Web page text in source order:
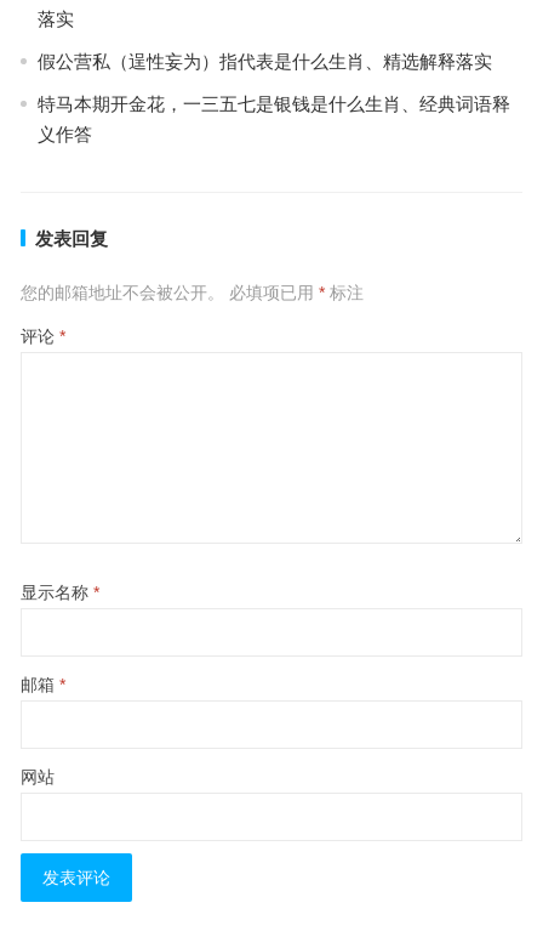
落实
假公营私（逞性妄为）指代表是什么生肖、精选解释落实
特马本期开金花，一三五七是银钱是什么生肖、经典词语释
义作答
发表回复
您的邮箱地址不会被公开。 必填项已用 *标注
评论 *
显示名称 *
邮箱 *
网站